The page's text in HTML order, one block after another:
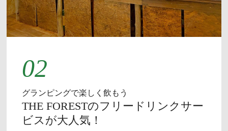
02
グランピングで楽しく飲もう
THE FORESTのフリードリンクサー
ビスが大人気！